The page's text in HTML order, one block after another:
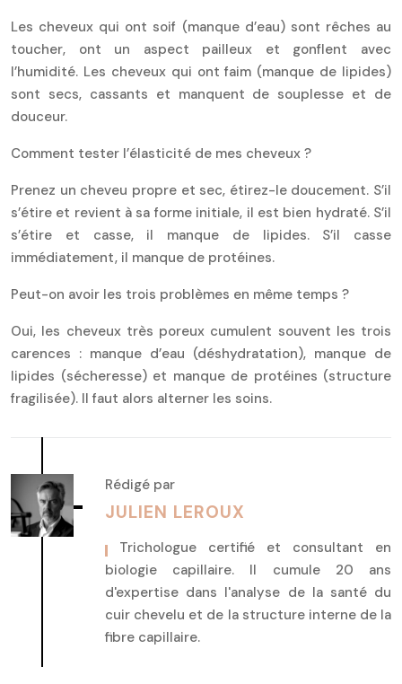
Les cheveux qui ont soif (manque d’eau) sont rêches au
toucher, ont un aspect pailleux et gonflent avec
l’humidité. Les cheveux qui ont faim (manque de lipides)
sont secs, cassants et manquent de souplesse et de
douceur.
Comment tester l’élasticité de mes cheveux ?
Prenez un cheveu propre et sec, étirez-le doucement. S’il
s’étire et revient à sa forme initiale, il est bien hydraté. S’il
s’étire et casse, il manque de lipides. S’il casse
immédiatement, il manque de protéines.
Peut-on avoir les trois problèmes en même temps ?
Oui, les cheveux très poreux cumulent souvent les trois
carences : manque d’eau (déshydratation), manque de
lipides (sécheresse) et manque de protéines (structure
fragilisée). Il faut alors alterner les soins.
Rédigé par
JULIEN LEROUX
, Trichologue certifié et consultant en
biologie capillaire. Il cumule 20 ans
d'expertise dans l'analyse de la santé du
cuir chevelu et de la structure interne de la
fibre capillaire.